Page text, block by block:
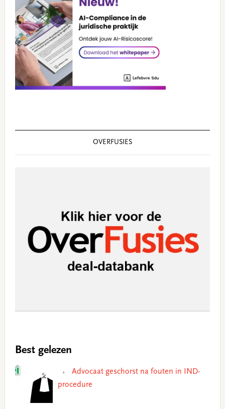
OVERFUSIES
Best gelezen
Advocaat geschorst na fouten in IND-
procedure